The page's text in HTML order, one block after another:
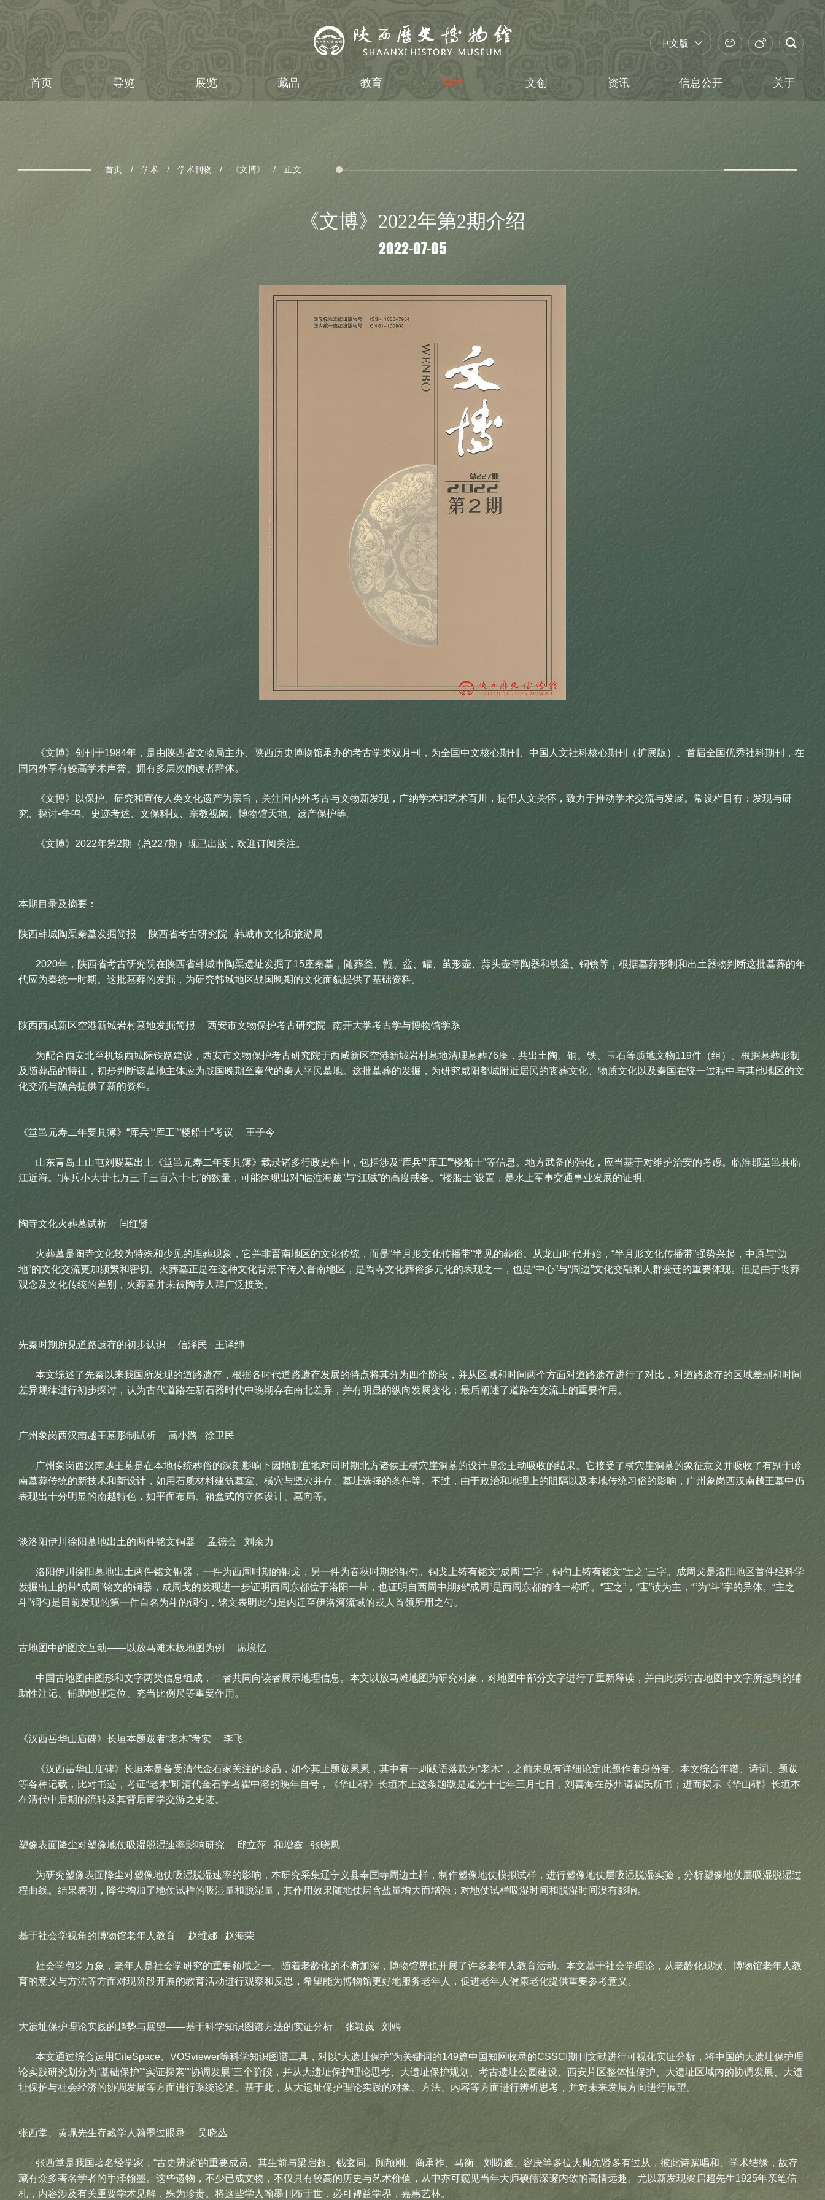
中文版
首页 导览 展览 藏品 教育 学术 文创 资讯 信息公开 关于
首页 学术 学术刊物 《文博》 正文
《文博》2022年第2期介绍
2022-07-05
《文博》创刊于1984年，是由陕西省文物局主办、陕西历史博物馆承办的考古学类双月刊，为全国中文核心期刊、中国人文社科核心期刊（扩展版）、首届全国优秀社科期刊，在
国内外享有较高学术声誉、拥有多层次的读者群体。
《文博》以保护、研究和宣传人类文化遗产为宗旨，关注国内外考古与文物新发现，广纳学术和艺术百川，提倡人文关怀，致力于推动学术交流与发展。常设栏目有：发现与研
究、探讨•争鸣、史迹考述、文保科技、宗教视阈、博物馆天地、遗产保护等。
《文博》2022年第2期（总227期）现已出版，欢迎订阅关注。
本期目录及摘要：
陕西韩城陶渠秦墓发掘简报 陕西省考古研究院 韩城市文化和旅游局
2020年，陕西省考古研究院在陕西省韩城市陶渠遗址发掘了15座秦墓，随葬釜、甑、盆、罐、茧形壶、蒜头壶等陶器和铁釜、铜镜等，根据墓葬形制和出土器物判断这批墓葬的年
代应为秦统一时期。这批墓葬的发掘，为研究韩城地区战国晚期的文化面貌提供了基础资料。
陕西西咸新区空港新城岩村墓地发掘简报 西安市文物保护考古研究院 南开大学考古学与博物馆学系
为配合西安北至机场西城际铁路建设，西安市文物保护考古研究院于西咸新区空港新城岩村墓地清理墓葬76座，共出土陶、铜、铁、玉石等质地文物119件（组）。根据墓葬形制
及随葬品的特征，初步判断该墓地主体应为战国晚期至秦代的秦人平民墓地。这批墓葬的发掘，为研究咸阳都城附近居民的丧葬文化、物质文化以及秦国在统一过程中与其他地区的文
化交流与融合提供了新的资料。
《堂邑元寿二年要具簿》“库兵”“库工”“楼船士”考议 王子今
山东青岛土山屯刘赐墓出土《堂邑元寿二年要具簿》载录诸多行政史料中，包括涉及“库兵”“库工”“楼船士”等信息。地方武备的强化，应当基于对维护治安的考虑。临淮郡堂邑县临
江近海。“库兵小大廿七万三千三百六十七”的数量，可能体现出对“临淮海贼”与“江贼”的高度戒备。“楼船士”设置，是水上军事交通事业发展的证明。
陶寺文化火葬墓试析 闫红贤
火葬墓是陶寺文化较为特殊和少见的埋葬现象，它并非晋南地区的文化传统，而是“半月形文化传播带”常见的葬俗。从龙山时代开始，“半月形文化传播带”强势兴起，中原与“边
地”的文化交流更加频繁和密切。火葬墓正是在这种文化背景下传入晋南地区，是陶寺文化葬俗多元化的表现之一，也是“中心”与“周边”文化交融和人群变迁的重要体现。但是由于丧葬
观念及文化传统的差别，火葬墓并未被陶寺人群广泛接受。
先秦时期所见道路遗存的初步认识 信泽民 王译绅
本文综述了先秦以来我国所发现的道路遗存，根据各时代道路遗存发展的特点将其分为四个阶段，并从区域和时间两个方面对道路遗存进行了对比，对道路遗存的区域差别和时间
差异规律进行初步探讨，认为古代道路在新石器时代中晚期存在南北差异，并有明显的纵向发展变化；最后阐述了道路在交流上的重要作用。
广州象岗西汉南越王墓形制试析 高小路 徐卫民
广州象岗西汉南越王墓是在本地传统葬俗的深刻影响下因地制宜地对同时期北方诸侯王横穴崖洞墓的设计理念主动吸收的结果。它接受了横穴崖洞墓的象征意义并吸收了有别于岭
南墓葬传统的新技术和新设计，如用石质材料建筑墓室、横穴与竖穴并存、墓址选择的条件等。不过，由于政治和地理上的阻隔以及本地传统习俗的影响，广州象岗西汉南越王墓中仍
表现出十分明显的南越特色，如平面布局、箱盒式的立体设计、墓向等。
谈洛阳伊川徐阳墓地出土的两件铭文铜器 孟德会 刘余力
洛阳伊川徐阳墓地出土两件铭文铜器，一件为西周时期的铜戈，另一件为春秋时期的铜勺。铜戈上铸有铭文“成周”二字，铜勺上铸有铭文“宔之”三字。成周戈是洛阳地区首件经科学
发掘出土的带“成周”铭文的铜器，成周戈的发现进一步证明西周东都位于洛阳一带，也证明自西周中期始“成周”是西周东都的唯一称呼。“宔之”，“宔”读为主，“”为“斗”字的异体。“主之
斗”铜勺是目前发现的第一件自名为斗的铜勺，铭文表明此勺是内迁至伊洛河流域的戎人首领所用之勺。
古地图中的图文互动——以放马滩木板地图为例 席境忆
中国古地图由图形和文字两类信息组成，二者共同向读者展示地理信息。本文以放马滩地图为研究对象，对地图中部分文字进行了重新释读，并由此探讨古地图中文字所起到的辅
助性注记、辅助地理定位、充当比例尺等重要作用。
《汉西岳华山庙碑》长垣本题跋者“老木”考实 李飞
《汉西岳华山庙碑》长垣本是备受清代金石家关注的珍品，如今其上题跋累累，其中有一则跋语落款为“老木”，之前未见有详细论定此题作者身份者。本文综合年谱、诗词、题跋
等各种记载，比对书迹，考证“老木”即清代金石学者瞿中溶的晚年自号，《华山碑》长垣本上这条题跋是道光十七年三月七日，刘喜海在苏州请瞿氏所书；进而揭示《华山碑》长垣本
在清代中后期的流转及其背后宦学交游之史迹。
塑像表面降尘对塑像地仗吸湿脱湿速率影响研究 邱立萍 和增鑫 张晓凤
为研究塑像表面降尘对塑像地仗吸湿脱湿速率的影响，本研究采集辽宁义县奉国寺周边土样，制作塑像地仗模拟试样，进行塑像地仗层吸湿脱湿实验，分析塑像地仗层吸湿脱湿过
程曲线。结果表明，降尘增加了地仗试样的吸湿量和脱湿量，其作用效果随地仗层含盐量增大而增强；对地仗试样吸湿时间和脱湿时间没有影响。
基于社会学视角的博物馆老年人教育 赵维娜 赵海荣
社会学包罗万象，老年人是社会学研究的重要领域之一。随着老龄化的不断加深，博物馆界也开展了许多老年人教育活动。本文基于社会学理论，从老龄化现状、博物馆老年人教
育的意义与方法等方面对现阶段开展的教育活动进行观察和反思，希望能为博物馆更好地服务老年人，促进老年人健康老化提供重要参考意义。
大遗址保护理论实践的趋势与展望——基于科学知识图谱方法的实证分析 张颖岚 刘骋
本文通过综合运用CiteSpace、VOSviewer等科学知识图谱工具，对以“大遗址保护”为关键词的149篇中国知网收录的CSSCI期刊文献进行可视化实证分析，将中国的大遗址保护理
论实践研究划分为“基础保护”“实证探索”“协调发展”三个阶段，并从大遗址保护理论思考、大遗址保护规划、考古遗址公园建设、西安片区整体性保护、大遗址区域内的协调发展、大遗
址保护与社会经济的协调发展等方面进行系统论述。基于此，从大遗址保护理论实践的对象、方法、内容等方面进行辨析思考，并对未来发展方向进行展望。
张西堂、黄珮先生存藏学人翰墨过眼录 吴晓丛
张西堂是我国著名经学家，“古史辨派”的重要成员。其生前与梁启超、钱玄同、顾颉刚、商承祚、马衡、刘盼遂、容庚等多位大师先贤多有过从，彼此诗赋唱和、学术结缘，故存
藏有众多著名学者的手泽翰墨。这些遗物，不少已成文物，不仅具有较高的历史与艺术价值，从中亦可窥见当年大师硕儒深邃内敛的高情远趣。尤以新发现梁启超先生1925年亲笔信
札，内容涉及有关重要学术见解，殊为珍贵。将这些学人翰墨刊布于世，必可裨益学界，嘉惠艺林。